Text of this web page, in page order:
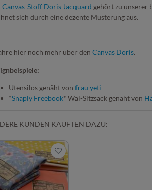
Canvas-Stoff Doris Jacquard gehört zu unserer
sich durch eine dezente Musterung aus.
hier noch mehr über den Canvas Doris.
Utensilos genäht von frau yeti
*Snaply Freebook* Wal-Sitzsack genäht von
KUNDEN KAUFTEN DAZU: